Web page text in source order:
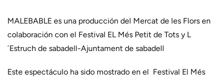
MALEBABLE es una producción del Mercat de les Flors en
colaboración con el Festival EL Més Petit de Tots y L
´Estruch de sabadell-Ajuntament de sabadell
Este espectáculo ha sido mostrado en el Festival El Més